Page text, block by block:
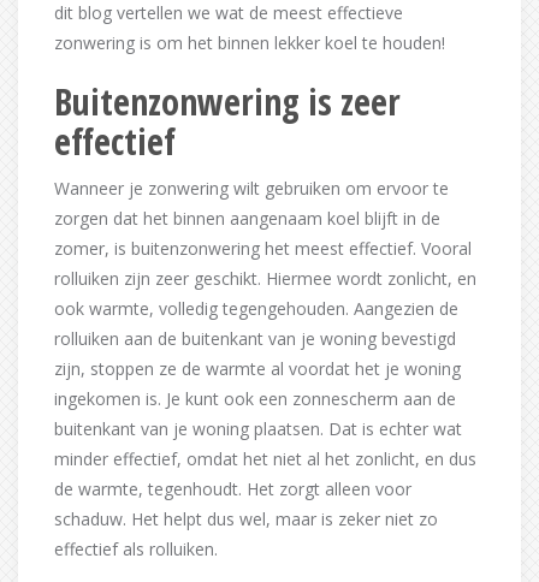
dit blog vertellen we wat de meest effectieve
zonwering is om het binnen lekker koel te houden!
Buitenzonwering is zeer
effectief
Wanneer je zonwering wilt gebruiken om ervoor te
zorgen dat het binnen aangenaam koel blijft in de
zomer, is buitenzonwering het meest effectief. Vooral
rolluiken zijn zeer geschikt. Hiermee wordt zonlicht, en
ook warmte, volledig tegengehouden. Aangezien de
rolluiken aan de buitenkant van je woning bevestigd
zijn, stoppen ze de warmte al voordat het je woning
ingekomen is. Je kunt ook een zonnescherm aan de
buitenkant van je woning plaatsen. Dat is echter wat
minder effectief, omdat het niet al het zonlicht, en dus
de warmte, tegenhoudt. Het zorgt alleen voor
schaduw. Het helpt dus wel, maar is zeker niet zo
effectief als rolluiken.